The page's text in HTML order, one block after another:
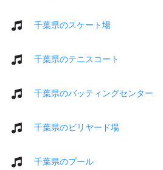
千葉県のスケート場
千葉県のテニスコート
千葉県のバッティングセンター
千葉県のビリヤード場
千葉県のプール